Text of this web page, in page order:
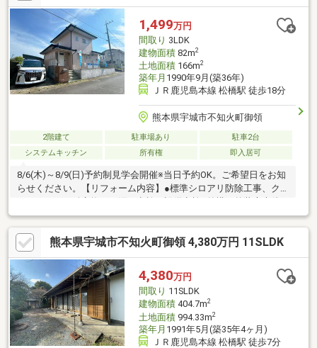
1,499万円
間取り 3LDK
建物面積82m2
土地面積166m2
築年月 1990年9月(築36年)
ＪＲ鹿児島本線 松橋駅 徒歩18分
熊本県宇城市不知火町御領
2階建て 駐車場あり
駐車2台
システムキッチン
所有権 即入居可
8/6(木)～8/9(日)予約制見学会開催※当日予約OK。ご希望日をお知
らせください。【リフォーム内容】●標準シロアリ防除工事、ク
採●水回りシステムキッチン交換、ユニットバス交換、トイレ交
換、洗面化粧台交換●内装シューズボックス交換、クロス張替
え、畳表替え●その他設備インターホン設置、火災警報器設置、
照明器具交換【おすすめポイント】・本物件は条件により住宅ロ
ーン減税が適用されます。・シロアリ防除工事施工後5年間保証・
お客様に合わせたローンの組み方や金融機関をご提案。住宅ロー
ンが初めての方でもお
熊本県宇城市不知火町御領 4,380万円 11SLDK
4,380万円
間取り 11SLDK
建物面積404.7m2
土地面積994.33m2
築年月 1991年5月(築35年4ヶ月)
ＪＲ鹿児島本線 松橋駅 徒歩7分